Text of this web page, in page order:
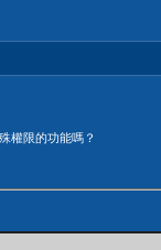
權限的功能嗎？